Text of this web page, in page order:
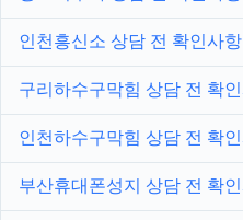
인천흥신소 상담 전 확인사
구리하수구막힘 상담 전 확
인천하수구막힘 상담 전 확
부산휴대폰성지 상담 전 확